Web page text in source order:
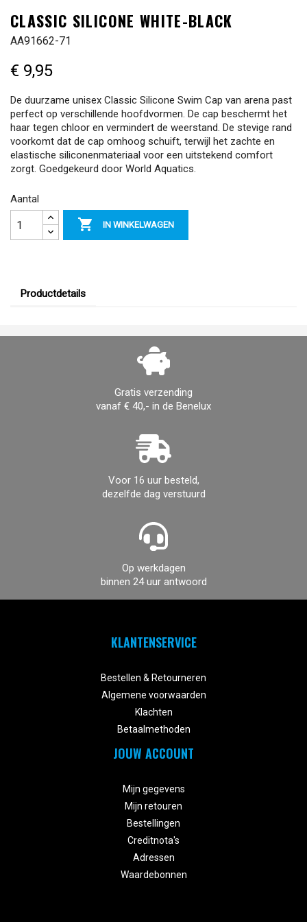
CLASSIC SILICONE WHITE-BLACK
AA91662-71
€ 9,95
De duurzame unisex Classic Silicone Swim Cap van arena past
perfect op verschillende hoofdvormen. De cap beschermt het
haar tegen chloor en vermindert de weerstand. De stevige rand
voorkomt dat de cap omhoog schuift, terwijl het zachte en
elastische siliconenmateriaal voor een uitstekend comfort
zorgt. Goedgekeurd door World Aquatics.
Aantal
 IN WINKELWAGEN
Productdetails
Gratis verzending
vanaf € 40,- in de Benelux
Voor 16 uur besteld,
dezelfde dag verstuurd
Op werkdagen
binnen 24 uur antwoord
KLANTENSERVICE
Bestellen & Retourneren
Algemene voorwaarden
Klachten
Betaalmethoden
JOUW ACCOUNT
Mijn gegevens
Mijn retouren
Bestellingen
Creditnota's
Adressen
Waardebonnen